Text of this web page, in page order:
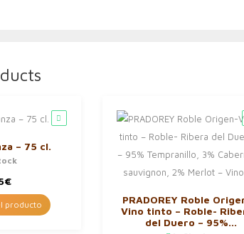
– 75 cl.
€
producto
PRADOREY Roble
Vino tinto – Roble-
del Duero – 95%